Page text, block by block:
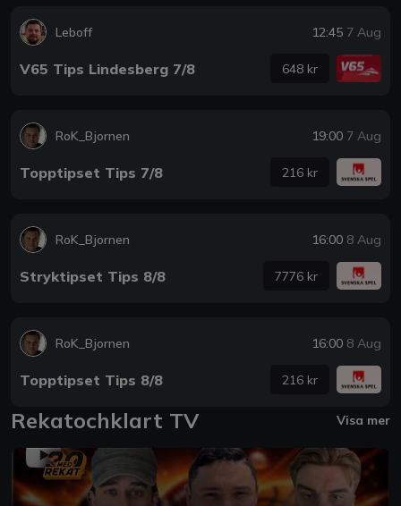
Leboff 12:45 7 Aug
V65 Tips Lindesberg 7/8 648 kr
RoK_Bjornen 19:00 7 Aug
Topptipset Tips 7/8 216 kr
RoK_Bjornen 16:00 8 Aug
Stryktipset Tips 8/8 7776 kr
RoK_Bjornen 16:00 8 Aug
Topptipset Tips 8/8 216 kr
Rekatochklart TV Visa mer